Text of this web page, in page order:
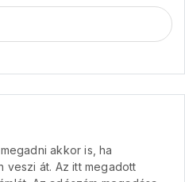
akkor is, ha
veszi át. Az itt megadott